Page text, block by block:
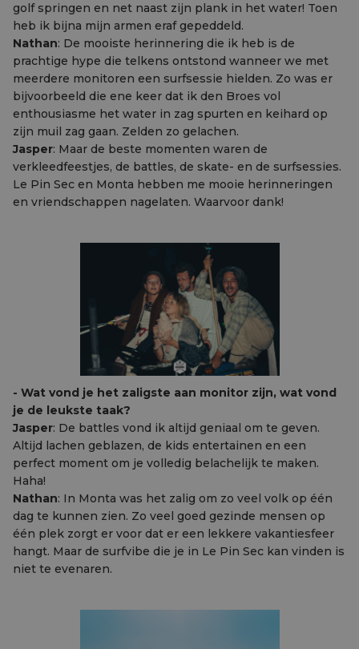
golf springen en net naast zijn plank in het water! Toen
heb ik bijna mijn armen eraf gepeddeld.
Nathan: De mooiste herinnering die ik heb is de
prachtige hype die telkens ontstond wanneer we met
meerdere monitoren een surfsessie hielden. Zo was er
bijvoorbeeld die ene keer dat ik den Broes vol
enthousiasme het water in zag spurten en keihard op
zijn muil zag gaan. Zelden zo gelachen.
Jasper: Maar de beste momenten waren de
verkleedfeestjes, de battles, de skate- en de surfsessies.
Le Pin Sec en Monta hebben me mooie herinneringen
en vriendschappen nagelaten. Waarvoor dank!
- Wat vond je het zaligste aan monitor zijn, wat vond
je de leukste taak?
Jasper: De battles vond ik altijd geniaal om te geven.
Altijd lachen geblazen, de kids entertainen en een
perfect moment om je volledig belachelijk te maken.
Haha!
Nathan: In Monta was het zalig om zo veel volk op één
dag te kunnen zien. Zo veel goed gezinde mensen op
één plek zorgt er voor dat er een lekkere vakantiesfeer
hangt. Maar de surfvibe die je in Le Pin Sec kan vinden is
niet te evenaren.